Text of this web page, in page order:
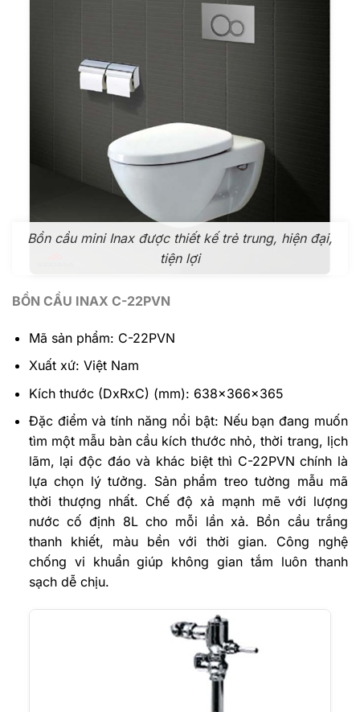
Bồn cầu mini Inax được thiết kế trẻ trung, hiện đại,
tiện lợi
BỒN CẦU INAX C-22PVN
Mã sản phẩm: C-22PVN
Xuất xứ: Việt Nam
Kích thước (DxRxC) (mm): 638x366x365
Đặc điểm và tính năng nổi bật: Nếu bạn đang muốn
tìm một mẫu bàn cầu kích thước nhỏ, thời trang, lịch
lãm, lại độc đáo và khác biệt thì C-22PVN chính là
lựa chọn lý tưởng. Sản phẩm treo tường mẫu mã
thời thượng nhất. Chế độ xả mạnh mẽ với lượng
nước cố định 8L cho mỗi lần xả. Bồn cầu trắng
thanh khiết, màu bền với thời gian. Công nghệ
chống vi khuẩn giúp không gian tắm luôn thanh
sạch dễ chịu.